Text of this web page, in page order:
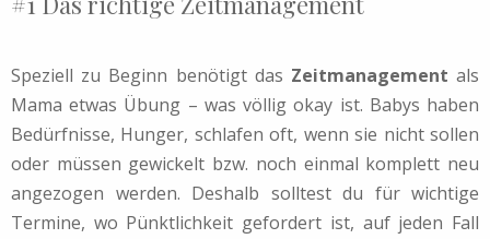
Speziell zu Beginn benötigt das Zeitmanagementals
Mama etwas Übung – was völlig okay ist. Babys haben
Bedürfnisse, Hunger, schlafen oft, wenn sie nicht sollen
oder müssen gewickelt bzw. noch einmal komplett neu
angezogen werden. Deshalb solltest du für wichtige
Termine, wo Pünktlichkeit gefordert ist, auf jeden Fall